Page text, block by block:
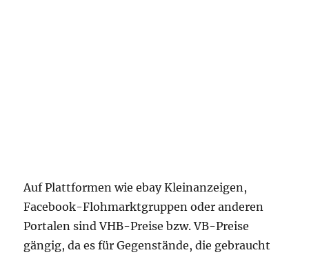
Auf Plattformen wie ebay Kleinanzeigen,
Facebook-Flohmarktgruppen oder anderen
Portalen sind VHB-Preise bzw. VB-Preise
gängig, da es für Gegenstände, die gebraucht